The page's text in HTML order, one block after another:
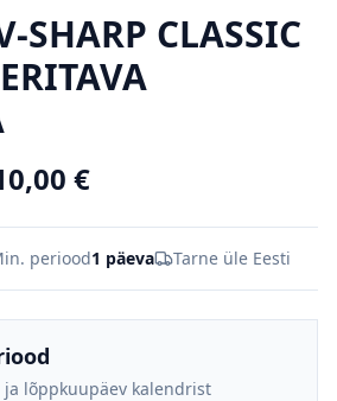
SHARP CLASSIC
€
periood1 päeva Tarne üle Eesti
lõppkuupäev kalendrist